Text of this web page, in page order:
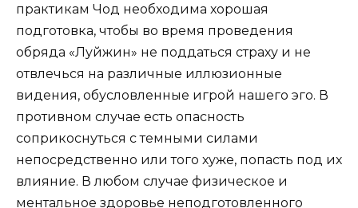
практикам Чод необходима хорошая
подготовка, чтобы во время проведения
обряда «Луйжин» не поддаться страху и не
отвлечься на различные иллюзионные
видения, обусловленные игрой нашего эго. В
противном случае есть опасность
соприкоснуться с темными силами
непосредственно или того хуже, попасть под их
влияние. В любом случае физическое и
ментальное здоровье неподготовленного